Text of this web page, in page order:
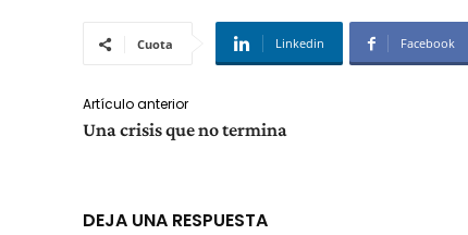
Cuota Linkedin Facebook
Artículo anterior
Una crisis que no termina
DEJA UNA RESPUESTA